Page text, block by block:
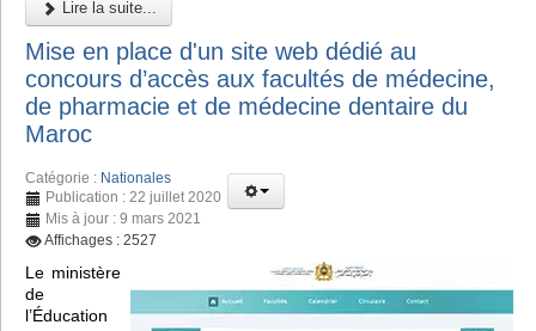
Lire la suite...
Mise en place d'un site web dédié au
concours d’accès aux facultés de médecine,
de pharmacie et de médecine dentaire du
Maroc
Catégorie : Nationales
Publication : 22 juillet 2020
Mis à jour : 9 mars 2021
Affichages : 2527
Le ministère
de
l’Éducation